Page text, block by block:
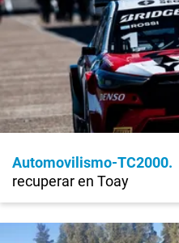
Automovilismo-TC2000
recuperar en Toay